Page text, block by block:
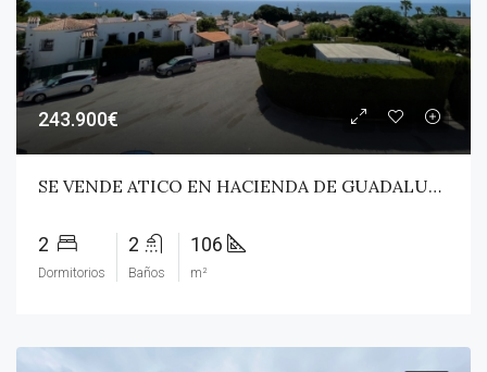
243.900€
SE VENDE ATICO EN HACIENDA DE GUADALUPE
2
Dormitorios
2
Baños
106
m²